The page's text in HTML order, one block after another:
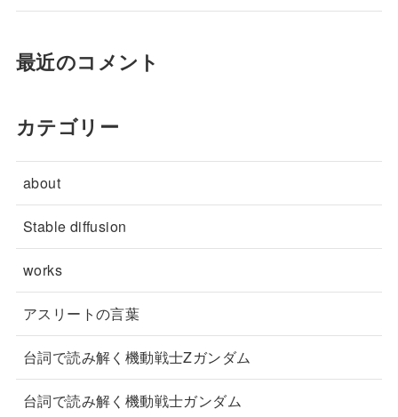
最近のコメント
カテゴリー
about
Stable diffusion
works
アスリートの言葉
台詞で読み解く機動戦士Zガンダム
台詞で読み解く機動戦士ガンダム